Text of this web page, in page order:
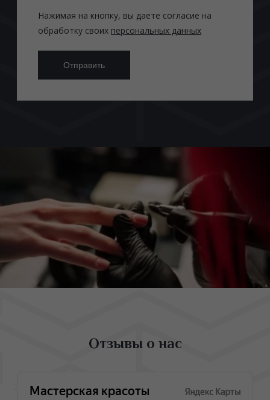
Нажимая на кнопку, вы даете согласие на
обработку своих персональных данных
Отзывы о нас